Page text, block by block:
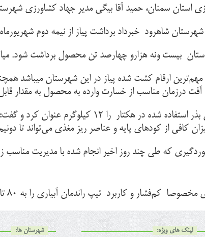
استان سمنان، حمید آقا بیگی مدیر جهاد کشاورزی
ونه هزارو چهارصد تن محصول برداشت شود. میانگین عملکرد
ارقام کشت شده پیاز در این شهرستان میباشد
آفت درزمان مناسب از خسارت وارده به محصول به مقدار
مدیر جهاد کشاورزی شهرستان شاهرود میزان
کافی از کودهای پایه و عناصر ریز مغذی می‌تواند تا دونیم
که طی چند روز اخیر انجام شده با مدیریت مناسب
و کاربرد تیپ راندمان آبیاری را به ۸۰ تا ۸۵ درصد افزایش می‌دهد.
شهرستان ها: لینک های ویژه: